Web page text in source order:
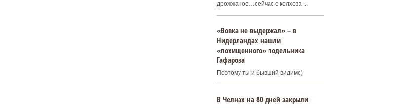
дрожжаное…сейчас с колхоза ...
«Вовка не выдержал» – в
Нидерландах нашли
«похищенного» подельника
Гафарова
Поэтому ты и бывший видимо)
В Челнах на 80 дней закрыли